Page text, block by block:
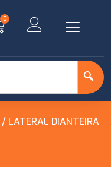
0
/ LATERAL DIANTEIRA